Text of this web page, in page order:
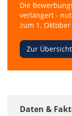
Studiengangfinder
hilft
deiner
Suche
Die
verlängert -
zum 1. Oktober
Zur Übersicht
Daten &